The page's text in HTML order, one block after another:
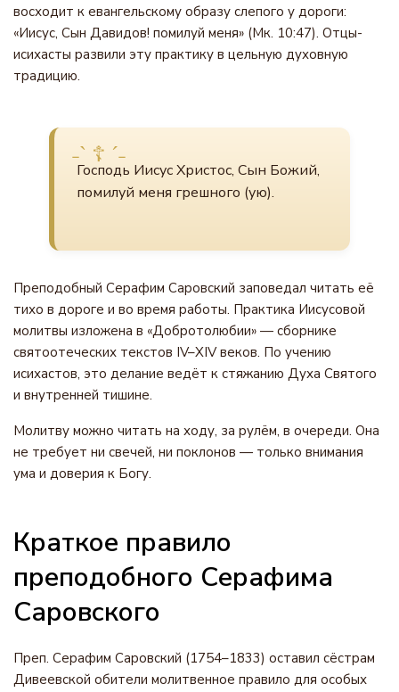
восходит к евангельскому образу слепого у дороги:
«Иисус, Сын Давидов! помилуй меня» (Мк. 10:47). Отцы-
исихасты развили эту практику в цельную духовную
традицию.
Господь Иисус Христос, Сын Божий,
помилуй меня грешного (ую).
Преподобный Серафим Саровский заповедал читать её
тихо в дороге и во время работы. Практика Иисусовой
молитвы изложена в «Добротолюбии» — сборнике
святоотеческих текстов IV–XIV веков. По учению
исихастов, это делание ведёт к стяжанию Духа Святого
и внутренней тишине.
Молитву можно читать на ходу, за рулём, в очереди. Она
не требует ни свечей, ни поклонов — только внимания
ума и доверия к Богу.
Краткое правило
преподобного Серафима
Саровского
Преп. Серафим Саровский (1754–1833) оставил сёстрам
Дивеевской обители молитвенное правило для особых